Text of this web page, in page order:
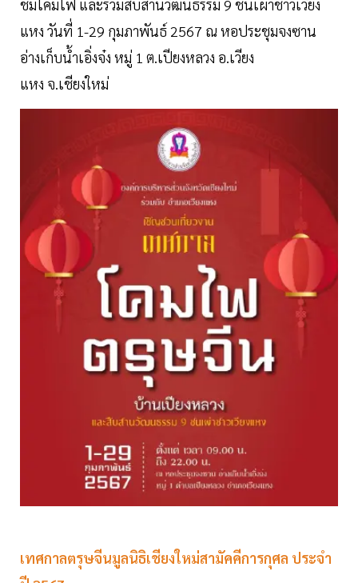
ชมโคมไฟ และร่วมสืบสานวัฒนธรรม 9 ชนเผ่าชาวเวียง
แหง วันที่ 1-29 กุมภาพันธ์ 2567 ณ หอประชุมจงซาน
อ่างเก็บน้ำเอิ่งจ๋ง หมู่ 1 ต.เปียงหลวง อ.เวียง
แหง จ.เชียงใหม่
เทศกาลตรุษจีนมูลนิธิเชียงใหม่สามัคคีการกุศล ประจำ